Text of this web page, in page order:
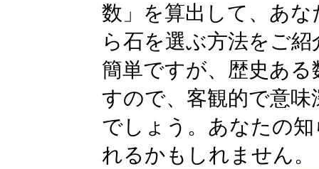
数」を算出して、あ
ら石を選ぶ方法をご
簡単ですが、歴史あ
すので、客観的で意
でしょう。あなたの
れるかもしれません。